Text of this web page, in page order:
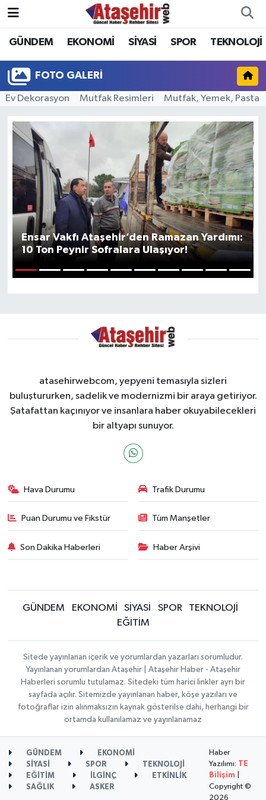
GÜNDEM EKONOMİ SİYASİ SPOR TEKNOLOJİ
FOTO GALERI
Ev Dekorasyon Mutfak Resimleri Mutfak, Yemek, Pasta
Ensar Vakfı Ataşehir’den Ramazan Yardımı:
10 Ton Peynir Sofralara Ulaşıyor!
atasehirwebcom, yepyeni temasıyla sizleri
buluştururken, sadelik ve modernizmi bir araya getiriyor.
Şatafattan kaçınıyor ve insanlara haber okuyabilecekleri
bir altyapı sunuyor.
Hava Durumu Trafik Durumu
Puan Durumu ve Fikstür Tüm Manşetler
Son Dakika Haberleri Haber Arşivi
GÜNDEM EKONOMİ SİYASİ SPOR
TEKNOLOJİ
EĞİTİM
Sitede yayınlanan içerik ve yorumlardan yazarları sorumludur.
Yayınlanan yorumlardan Ataşehir | Ataşehir Haber - Ataşehir
Haberleri sorumlu tutulamaz. Sitedeki tüm harici linkler ayrı bir
sayfada açılır. Sitemizde yayınlanan haber, köşe yazıları ve
fotoğraflar izin alınmaksızın kaynak gösterilse dahi, herhangi bir
ortamda kullanılamaz ve yayınlanamaz
GÜNDEM
EKONOMİ
SİYASİ
SPOR
TEKNOLOJİ
EĞİTİM
İLGİNÇ
ETKİNLİK
SAĞLIK
ASKER
Haber
Yazılımı:
TE
Bilişim
Copyright ©
2026
Hava Durumu
Trafik Durumu
Süper Lig Puan Durumu ve Fikstür
Tüm Manşetler
Son Dakika Haberleri
Haber Arşivi